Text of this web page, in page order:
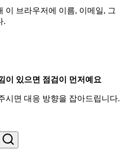
이 브라우저에 이름, 이메일, 그
.
이 있으면 점검이 먼저예요
시면 대응 방향을 잡아드립니다.
검